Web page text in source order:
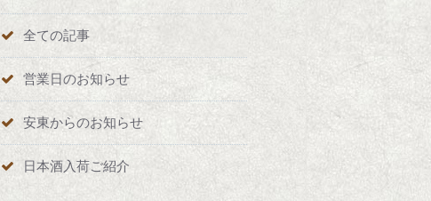
全ての記事
営業日のお知らせ
安東からのお知らせ
日本酒入荷ご紹介